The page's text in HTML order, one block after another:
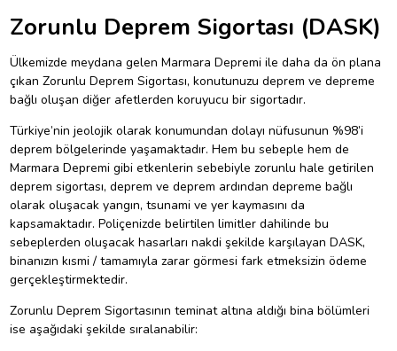
Zorunlu Deprem Sigortası (DASK)
Ülkemizde meydana gelen Marmara Depremi ile daha da ön plana
çıkan Zorunlu Deprem Sigortası, konutunuzu deprem ve depreme
bağlı oluşan diğer afetlerden koruyucu bir sigortadır.
Türkiye’nin jeolojik olarak konumundan dolayı nüfusunun %98’i
deprem bölgelerinde yaşamaktadır. Hem bu sebeple hem de
Marmara Depremi gibi etkenlerin sebebiyle zorunlu hale getirilen
deprem sigortası, deprem ve deprem ardından depreme bağlı
olarak oluşacak yangın, tsunami ve yer kaymasını da
kapsamaktadır. Poliçenizde belirtilen limitler dahilinde bu
sebeplerden oluşacak hasarları nakdi şekilde karşılayan DASK,
binanızın kısmi / tamamıyla zarar görmesi fark etmeksizin ödeme
gerçekleştirmektedir.
Zorunlu Deprem Sigortasının teminat altına aldığı bina bölümleri
ise aşağıdaki şekilde sıralanabilir: